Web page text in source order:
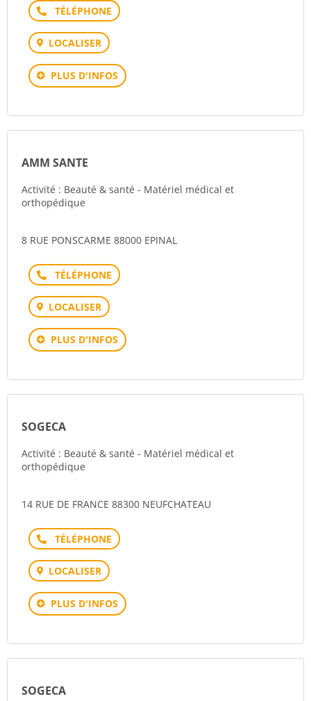
Téléphone
LOCALISER
PLUS D'INFOS
AMM SANTE
Activité : Beauté & santé - Matériel médical et
orthopédique
8 RUE PONSCARME 88000 EPINAL
Téléphone
LOCALISER
PLUS D'INFOS
SOGECA
Activité : Beauté & santé - Matériel médical et
orthopédique
14 RUE DE FRANCE 88300 NEUFCHATEAU
Téléphone
LOCALISER
PLUS D'INFOS
SOGECA